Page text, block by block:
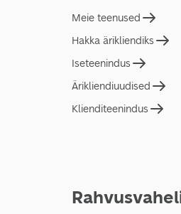
Meie teenused
Hakka ärikliendiks
Iseteenindus
Ärikliendiuudised
Klienditeenindus